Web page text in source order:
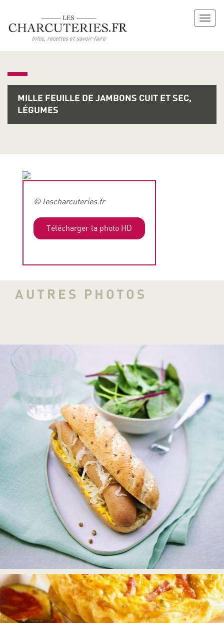
MILLE FEUILLE DE JAMBONS CUIT ET SEC,
LÉGUMES
© lescharcuteries.fr
Télécharger la photo HD
AUTRES PHOTOS